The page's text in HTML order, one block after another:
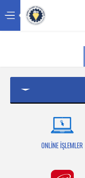
Üyelik
ONLİNE İŞLEMLER